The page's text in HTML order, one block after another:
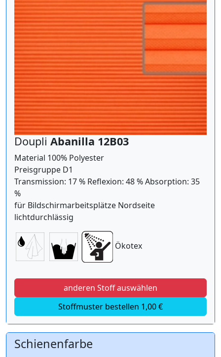
Doupli Abanilla 12B03
Material 100% Polyester
Preisgruppe D1
Transmission: 17 % Reflexion: 48 % Absorption: 35
%
für Bildschirmarbeitsplätze Nordseite
lichtdurchlässig
Ökotex
anderen Stoff auswählen
Stoffmuster bestellen 1,00 €
Schienenfarbe